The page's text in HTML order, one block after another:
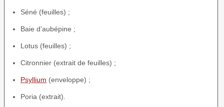
Séné (feuilles) ;
Baie d’aubépine ;
Lotus (feuilles) ;
Citronnier (extrait de feuilles) ;
Psyllium (enveloppe) ;
Poria (extrait).